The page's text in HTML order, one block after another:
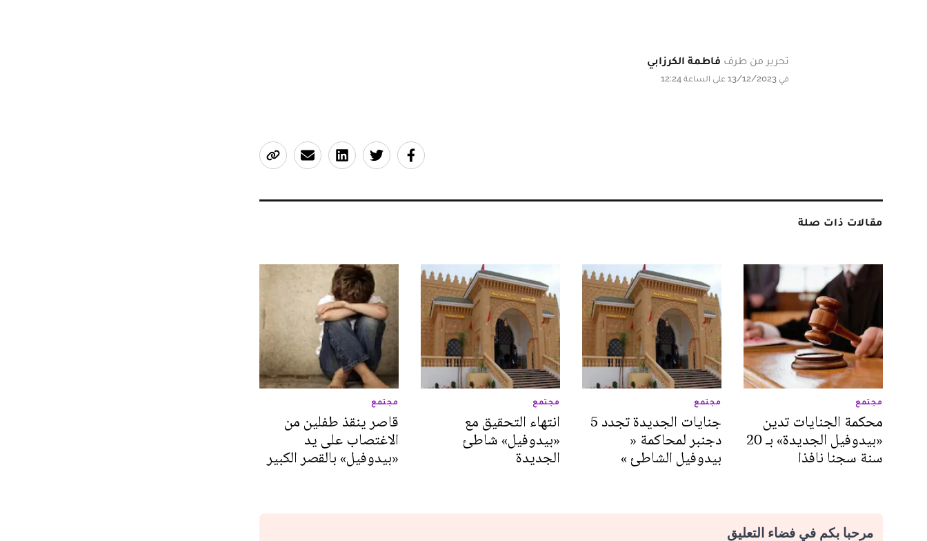
تحرير من طرف فاطمة الكرزابي
في 13/12/2023 على الساعة 12:24
مقالات ذات صلة
مجتمع
محكمة الجنايات تدين
«بيدوفيل الجديدة» بـ 20
سنة سجنا نافذا
مجتمع
جنايات الجديدة تجدد 5
دجنبر لمحاكمة «
بيدوفيل الشاطئ »
مجتمع
انتهاء التحقيق مع
«بيدوفيل» شاطئ
الجديدة
مجتمع
قاصر ينقذ طفلين من
الاغتصاب على يد
«بيدوفيل» بالقصر الكبير
مرحبا بكم في فضاء التعليق